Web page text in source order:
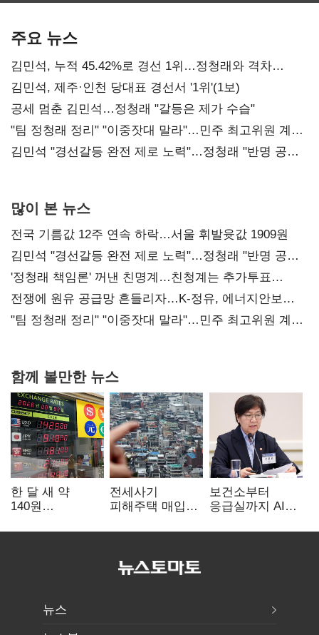
주요 뉴스
김민석, 누적 45.42%로 경선 1위…정청래와 격차
0.86%p(2보)
김민석, 제주·인천 당대표 경선서 '1위'(1보)
공세 멈춘 김민석…정청래 "갈등은 제가 수습"
"팀 정청래 정리" "이중잣대 말라"…민주 최고위원 계파
다툼 격화
김민석 "경선갈등 완전 제로 노력"…정청래 "반명 공세
많이 본 뉴스
전국 기름값 12주 연속 하락…서울 휘발윳값 1909원
김민석 "경선갈등 완전 제로 노력"…정청래 "반명 공세
사과부터"
'정청래 책임론' 꺼낸 친명계…친청계는 추가투표
때리기
전쟁에 원유 공급망 흔들리자…K-정유, 에너지안보
핵심으로 재부상
"팀 정청래 정리" "이중잣대 말라"…민주 최고위원 계파
함께 볼만한 뉴스
한 달 새 약
140원
엔저'에 원화
전세사기
피해주택 매입
누적 피해자
보건소부터
응급실까지 AI
혁신 본격화
뉴스